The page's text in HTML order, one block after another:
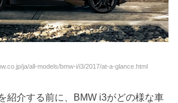
ja/all-models/bmw-i/i3/2017/at-a-glance.html
紹介する前に、BMW i3がどの様な車